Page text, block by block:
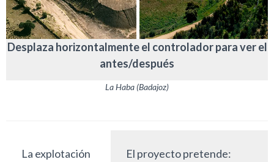
Desplaza horizontalmente el controlador para ver el
antes/después
La Haba (Badajoz)
La explotación
El proyecto pretende: